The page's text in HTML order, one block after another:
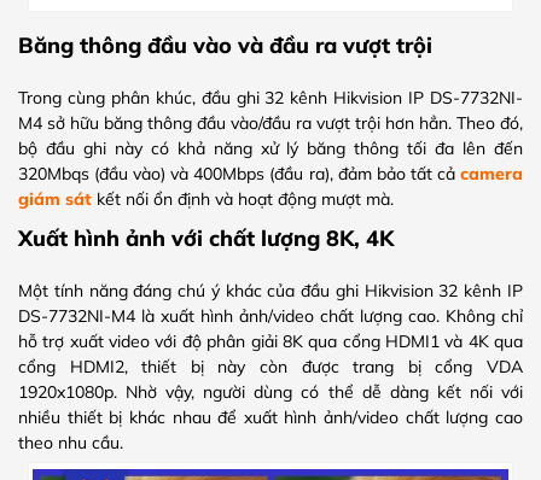
Băng thông đầu vào và đầu ra vượt trội
Trong cùng phân khúc, đầu ghi 32 kênh Hikvision IP DS-7732NI-
M4 sở hữu băng thông đầu vào/đầu ra vượt trội hơn hẳn. Theo đó,
bộ đầu ghi này có khả năng xử lý băng thông tối đa lên đến
320Mbqs (đầu vào) và 400Mbps (đầu ra), đảm bảo tất cả camera
giám sát kết nối ổn định và hoạt động mượt mà.
Xuất hình ảnh với chất lượng 8K, 4K
Một tính năng đáng chú ý khác của đầu ghi Hikvision 32 kênh IP
DS-7732NI-M4 là xuất hình ảnh/video chất lượng cao. Không chỉ
hỗ trợ xuất video với độ phân giải 8K qua cổng HDMI1 và 4K qua
cổng HDMI2, thiết bị này còn được trang bị cổng VDA
1920x1080p. Nhờ vậy, người dùng có thể dễ dàng kết nối với
nhiều thiết bị khác nhau để xuất hình ảnh/video chất lượng cao
theo nhu cầu.